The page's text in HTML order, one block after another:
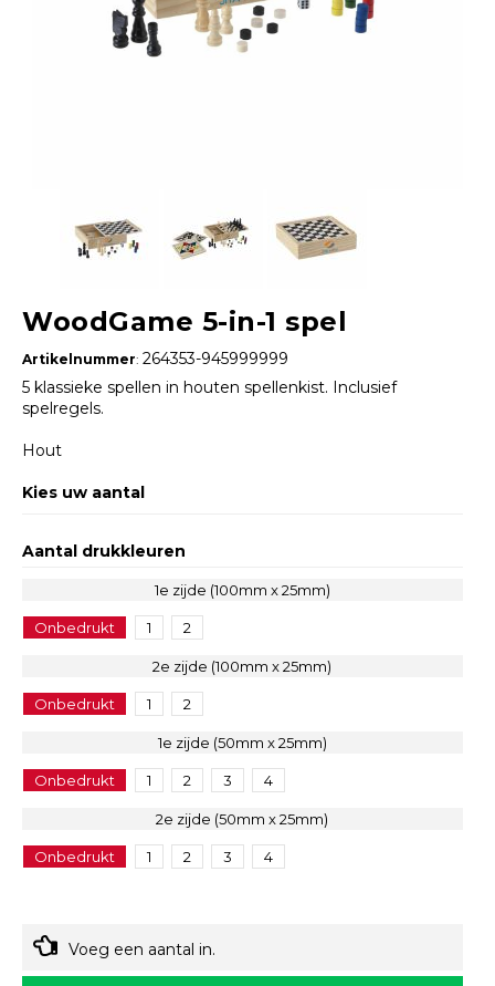
WoodGame 5-in-1 spel
Artikelnummer:264353-945999999
5 klassieke spellen in houten spellenkist. Inclusief
spelregels.
Hout
Kies uw aantal
Aantal drukkleuren
1e zijde (100mm x 25mm)
Onbedrukt 1 2
2e zijde (100mm x 25mm)
Onbedrukt 1 2
1e zijde (50mm x 25mm)
Onbedrukt 1 2 3 4
2e zijde (50mm x 25mm)
Onbedrukt 1 2 3 4
Voeg een aantal in.